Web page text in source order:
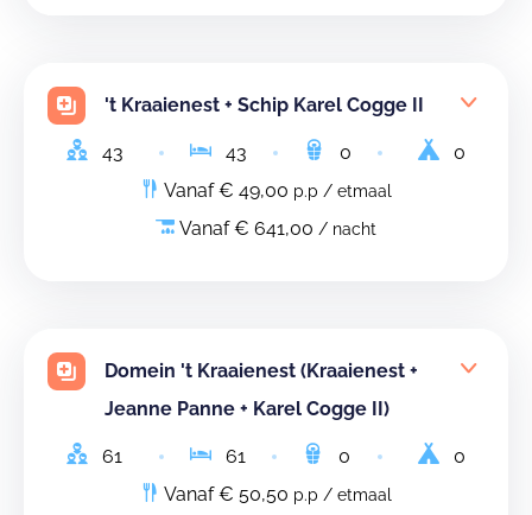
't Kraaienest + Schip Karel Cogge II
43 43 0
0
Vanaf € 49,00 p.p / etmaal
Vanaf € 641,00 / nacht
Domein 't Kraaienest (Kraaienest +
Jeanne Panne + Karel Cogge II)
61 61 0
0
Vanaf € 50,50 p.p / etmaal